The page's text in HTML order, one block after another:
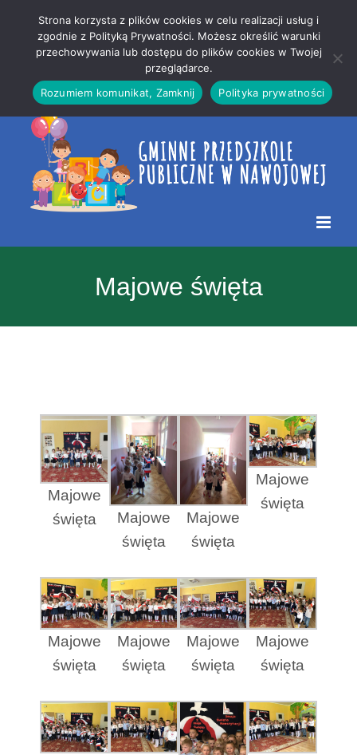
treści
strony
Majowe święta
Majowe
święta
Majowe
święta
Majowe
święta
Majowe
święta
Majowe
święta
Majowe
święta
Majowe
święta
Majowe
święta
Strona korzysta z plików cookies w celu realizacji usług i
zgodnie z Polityką Prywatności. Możesz określić warunki
przechowywania lub dostępu do plików cookies w Twojej
przeglądarce.
Rozumiem komunikat, Zamknij
Polityka prywatności